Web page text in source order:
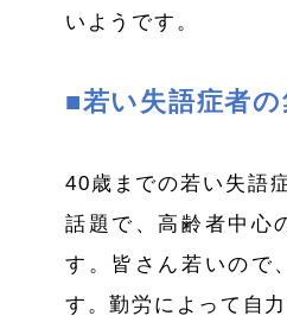
いようです。
■若い失語症者の
40歳までの若い失語
話題で、高齢者中心
す。皆さん若いので
す。勤労によって自